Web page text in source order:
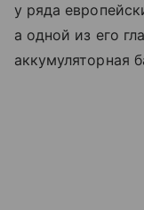
у ряда
а одной из его
аккумуляторная